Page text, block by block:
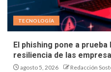
TECNOLOGÍA
El phishing pone a
resiliencia de las
agosto 5, 2026 Redacción